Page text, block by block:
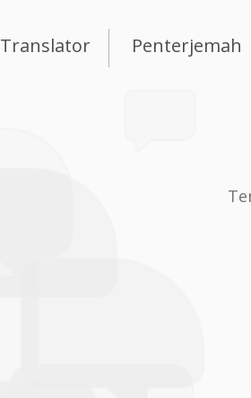
Translator Penterjemah